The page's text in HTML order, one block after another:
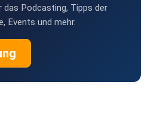
Podcasting, Tipps der
Events und mehr.